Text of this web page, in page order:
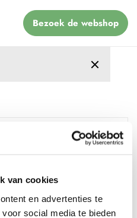
van cookies
en advertenties te
social media te bieden
Bezoek de webshop